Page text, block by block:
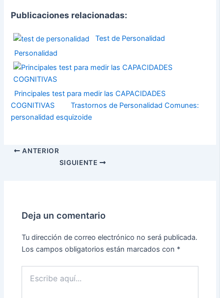
Publicaciones relacionadas:
Test de Personalidad
Personalidad
Principales test para medir las CAPACIDADES
COGNITIVAS
Trastornos de Personalidad Comunes:
personalidad esquizoide
ANTERIOR
SIGUIENTE
Deja un comentario
Tu dirección de correo electrónico no será publicada.
Los campos obligatorios están marcados con *
aquí...